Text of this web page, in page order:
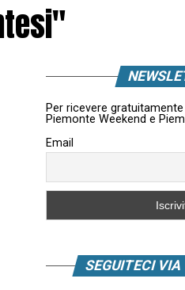
Per ricevere
Piemonte Weekend e
Email
SEGUITECI